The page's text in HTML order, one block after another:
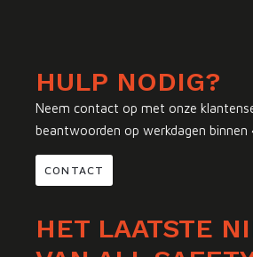
HULP NODIG?
Neem contact op met onze
beantwoorden op werkdagen binnen
CONTACT
HET LAATSTE